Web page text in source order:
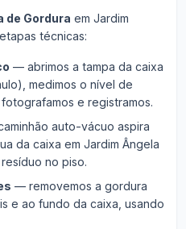
de Gordura em Jardim
técnicas:
— abrimos a tampa da caixa
medimos o nível de
e registramos.
auto-vácuo aspira
da caixa em Jardim Ângela
no piso.
— removemos a gordura
e ao fundo da caixa, usando